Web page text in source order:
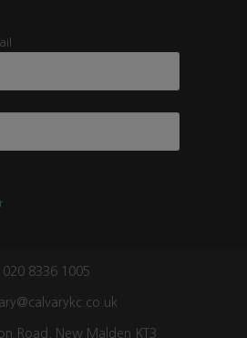
020 8336 1005
Road, New Malden KT3